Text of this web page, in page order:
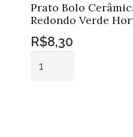
Prato Bolo
Redondo Verde
R$8,30